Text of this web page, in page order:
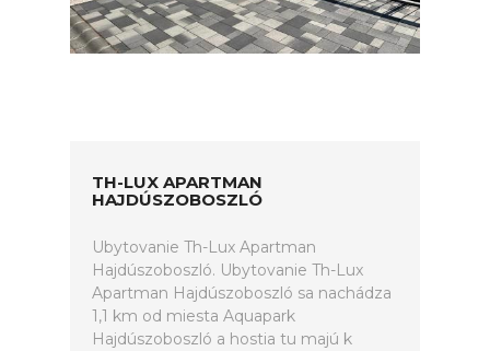
TH-LUX APARTMAN
HAJDÚSZOBOSZLÓ
Ubytovanie Th-Lux Apartman
Hajdúszoboszló. Ubytovanie Th-Lux
Apartman Hajdúszoboszló sa nachádza
1,1 km od miesta Aquapark
Hajdúszoboszló a hostia tu majú k